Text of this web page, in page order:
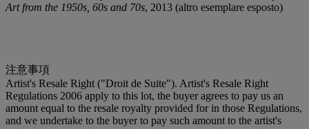
Art from the 1950s, 60s and 70s, 2013 (altro esemplare esposto)
注意事項
Artist's Resale Right ("Droit de Suite"). Artist's Resale Right
Regulations 2006 apply to this lot, the buyer agrees to pay us an
amount equal to the resale royalty provided for in those Regulations,
and we undertake to the buyer to pay such amount to the artist's